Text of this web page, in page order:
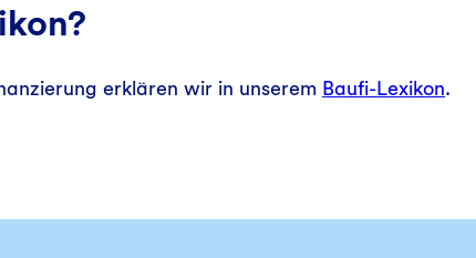
erklären wir in unserem Baufi-Lexikon.